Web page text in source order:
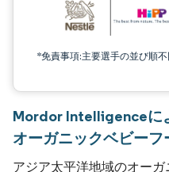
*免責事項:主要選手の並び順不
Mordor Intelligenceに
オーガニックベビー
アジア太平洋地域のオー